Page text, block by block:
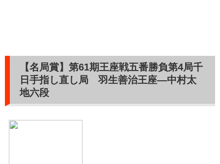
【名局賞】第61期王座戦五番勝負第4局千
日手指し直し局 羽生善治王座―中村太
地六段